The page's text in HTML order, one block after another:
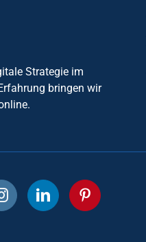
Strategie im
bringen wir